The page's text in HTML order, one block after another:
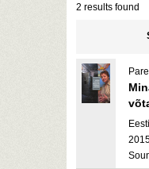
2 results found